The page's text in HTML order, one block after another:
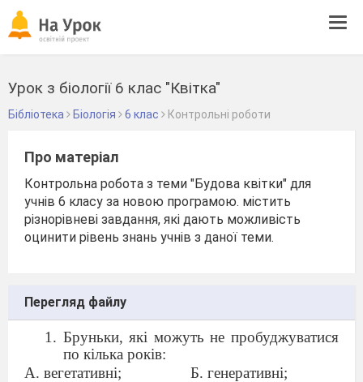
Урок з біології 6 клас "Квітка"
Бібліотека Біологія 6 клас Контрольні роботи
Про матеріал
Контрольна робота з теми "Будова квітки" для
учнів 6 класу за новою програмою. містить
різнорівневі завдання, які дають можливість
оцинити рівень знань учнів з даної теми.
Перегляд файлу
Бруньки, які можуть не пробуджуватися
по кілька років:
А. вегетативні;
Б. генеративні;